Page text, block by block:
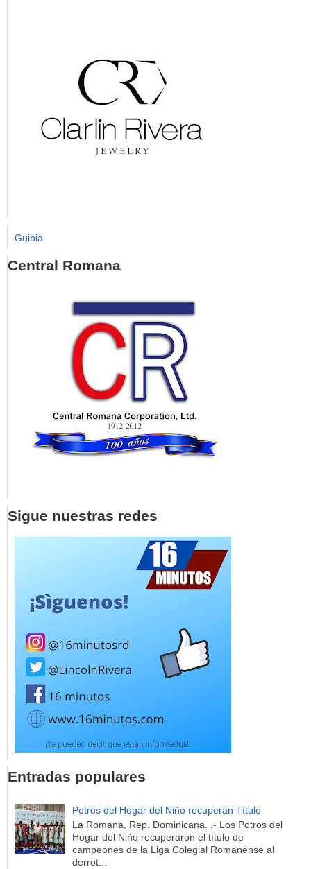
Guibia
Central Romana
Sigue nuestras redes
Entradas populares
Potros del Hogar del Niño recuperan Título
La Romana, Rep. Dominicana. .- Los Potros del
Hogar del Niño recuperaron el título de
campeones de la Liga Colegial Romanense al
derrot...